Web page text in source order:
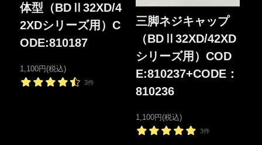
体型（BDⅡ32XD/4
2XDシリーズ用）C
ODE:810187
1,100円(税込)
3件
三脚ネジキャップ
（BDⅡ32XD/42XD
シリーズ用）COD
E:810237+CODE：
810236
1,100円(税込)
3件